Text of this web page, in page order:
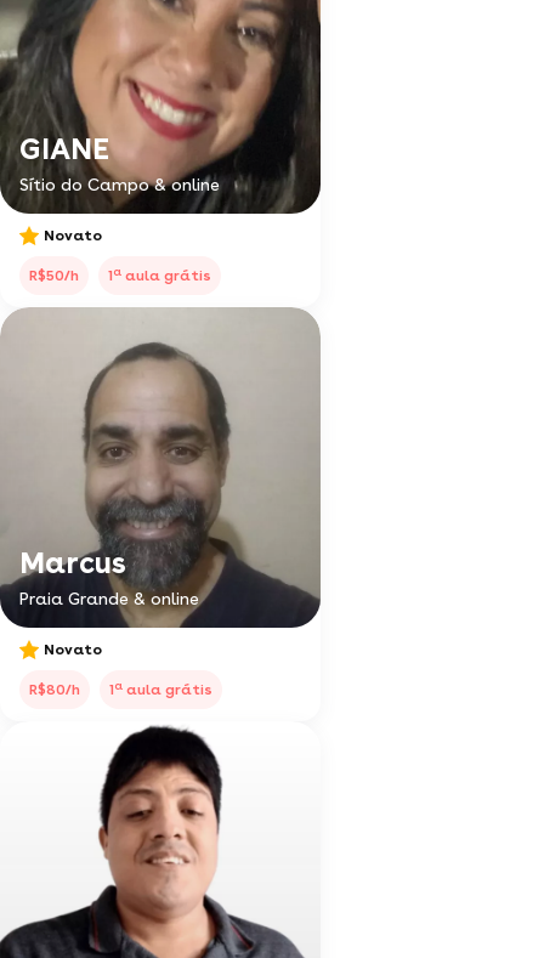
GIANE
Sítio do Campo & online
Novato
R$50/h 1a aula grátis
Marcus
Praia Grande & online
Novato
R$80/h 1a aula grátis